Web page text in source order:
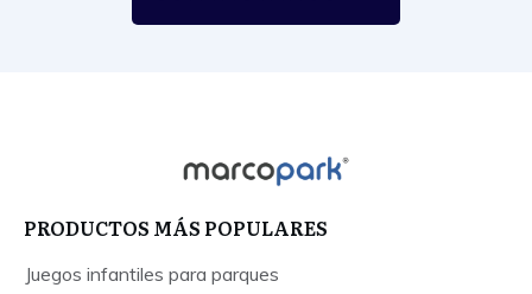
PRODUCTOS MÁS POPULARES
Juegos infantiles para parques